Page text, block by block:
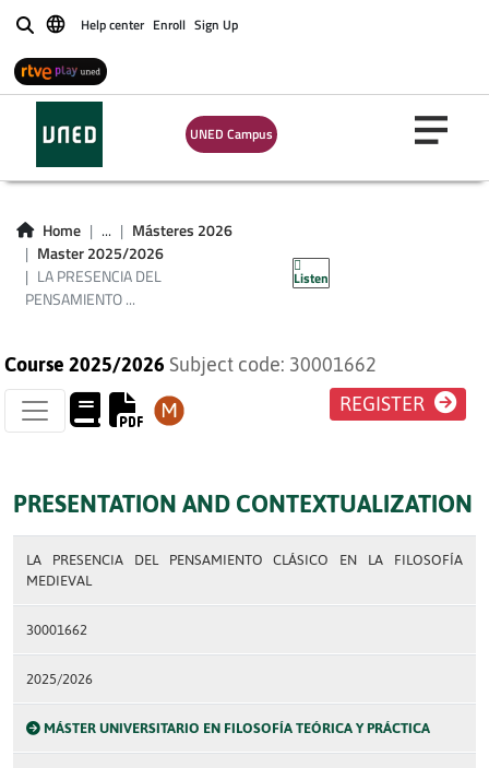
BuscarHelp center Enroll Sign Up
UNED Campus
Home ...
Másteres 2026
Master 2025/2026
LA PRESENCIA DEL
PENSAMIENTO ...
Listen
LA PRESENCIA DEL
PENSAMIENTO
CLÁSICO EN LA
FILOSOFÍA
MEDIEVAL
Course 2025/2026 Subject code: 30001662
REGISTER
PRESENTATION AND CONTEXTUALIZATION
LA PRESENCIA DEL PENSAMIENTO CLÁSICO EN LA FILOSOFÍA
MEDIEVAL
30001662
2025/2026
MÁSTER UNIVERSITARIO EN FILOSOFÍA TEÓRICA Y PRÁCTICA